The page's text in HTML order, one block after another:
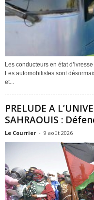
Les conducteurs en état
Les automobilistes sont
et...
PRELUDE A
SAHRAOUIS :
Le Courrier - 9 août 2026